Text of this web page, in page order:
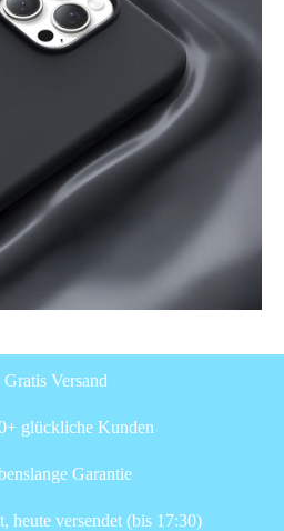
Gratis Versand
glückliche Kunden
Garantie
heute versendet (bis 17:30)